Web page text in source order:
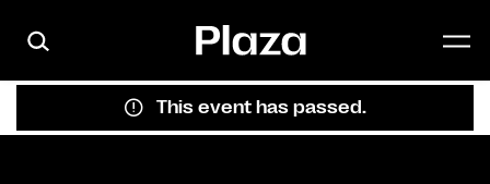
This event has passed.